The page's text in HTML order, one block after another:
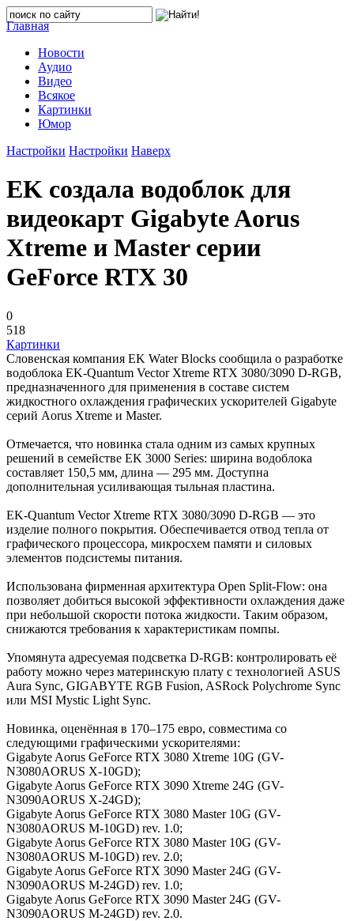
Главная
Новости
Аудио
Видео
Всякое
Картинки
Юмор
Настройки Настройки Наверх
EK создала водоблок для
видеокарт Gigabyte Aorus
Xtreme и Master серии
GeForce RTX 30
0
518
Картинки
Словенская компания EK Water Blocks сообщила о разработке
водоблока EK-Quantum Vector Xtreme RTX 3080/3090 D-RGB,
предназначенного для применения в составе систем
жидкостного охлаждения графических ускорителей Gigabyte
серий Aorus Xtreme и Master.
Отмечается, что новинка стала одним из самых крупных
решений в семействе EK 3000 Series: ширина водоблока
составляет 150,5 мм, длина — 295 мм. Доступна
дополнительная усиливающая тыльная пластина.
EK-Quantum Vector Xtreme RTX 3080/3090 D-RGB — это
изделие полного покрытия. Обеспечивается отвод тепла от
графического процессора, микросхем памяти и силовых
элементов подсистемы питания.
Использована фирменная архитектура Open Split-Flow: она
позволяет добиться высокой эффективности охлаждения даже
при небольшой скорости потока жидкости. Таким образом,
снижаются требования к характеристикам помпы.
Упомянута адресуемая подсветка D-RGB: контролировать её
работу можно через материнскую плату с технологией ASUS
Aura Sync, GIGABYTE RGB Fusion, ASRock Polychrome Sync
или MSI Mystic Light Sync.
Новинка, оценённая в 170–175 евро, совместима со
следующими графическими ускорителями:
Gigabyte Aorus GeForce RTX 3080 Xtreme 10G (GV-
N3080AORUS X-10GD);
Gigabyte Aorus GeForce RTX 3090 Xtreme 24G (GV-
N3090AORUS X-24GD);
Gigabyte Aorus GeForce RTX 3080 Master 10G (GV-
N3080AORUS M-10GD) rev. 1.0;
Gigabyte Aorus GeForce RTX 3080 Master 10G (GV-
N3080AORUS M-10GD) rev. 2.0;
Gigabyte Aorus GeForce RTX 3090 Master 24G (GV-
N3090AORUS M-24GD) rev. 1.0;
Gigabyte Aorus GeForce RTX 3090 Master 24G (GV-
N3090AORUS M-24GD) rev. 2.0.